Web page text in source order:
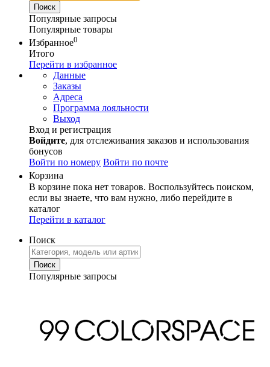
Популярные запросы
Популярные товары
Избранное0
Итого
Перейти в избранное
Данные
Заказы
Адреса
Программа лояльности
Выход
Вход и регистрация
Войдите, для отслеживания заказов и использования
бонусов
Войти по номеру Войти по почте
Корзина
В корзине пока нет товаров. Воспользуйтесь поиском,
если вы знаете, что вам нужно, либо перейдите в
каталог
Перейти в каталог
Поиск
Популярные запросы